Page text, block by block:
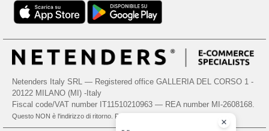
Netenders Italy SRL — Registered office GALLERIA DEL CORSO 1 -
20122 MILANO (MI) -Italy
Fiscal code/VAT number IT11510210963 — REA number MI-2608168.
Questo NON è l'indirizzo di ritorno. Per i resi, vedere qui